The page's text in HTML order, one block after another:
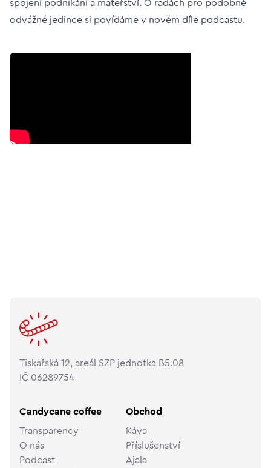
spojení podnikání a mateřství. O radách pro podobně
odvážné jedince si povídáme v novém díle podcastu.
Tiskařská 12, areál SZP jednotka B5.08
IČ 06289754
Candycane coffee
Transparency
O nás
Podcast
Obchod
Káva
Příslušenství
Ajala